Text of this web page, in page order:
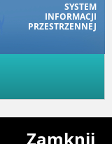
SYSTEM
INFORMACJI
PRZESTRZENNEJ
Zamknij